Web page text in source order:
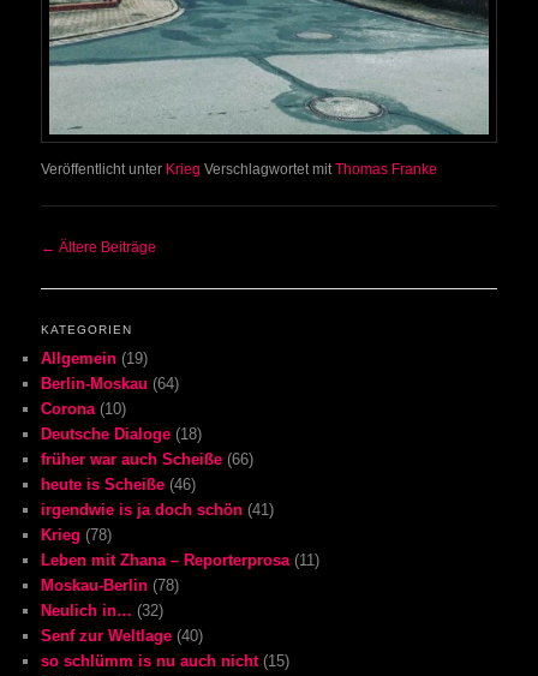
Veröffentlicht unter Krieg Verschlagwortet mit Thomas Franke
Beitrags-Navigation
← Ältere Beiträge
KATEGORIEN
Allgemein (19)
Berlin-Moskau (64)
Corona(10)
Deutsche Dialoge (18)
früher war auch Scheiße (66)
heute is Scheiße (46)
irgendwie is ja doch schön (41)
Krieg (78)
Leben mit Zhana – Reporterprosa(11)
Moskau-Berlin (78)
Neulich in… (32)
Senf zur Weltlage (40)
so schlümm is nu auch nicht(15)